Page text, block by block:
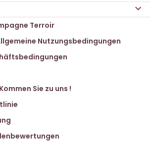

Terroir
Nutzungsbedingungen
Sie zu uns !